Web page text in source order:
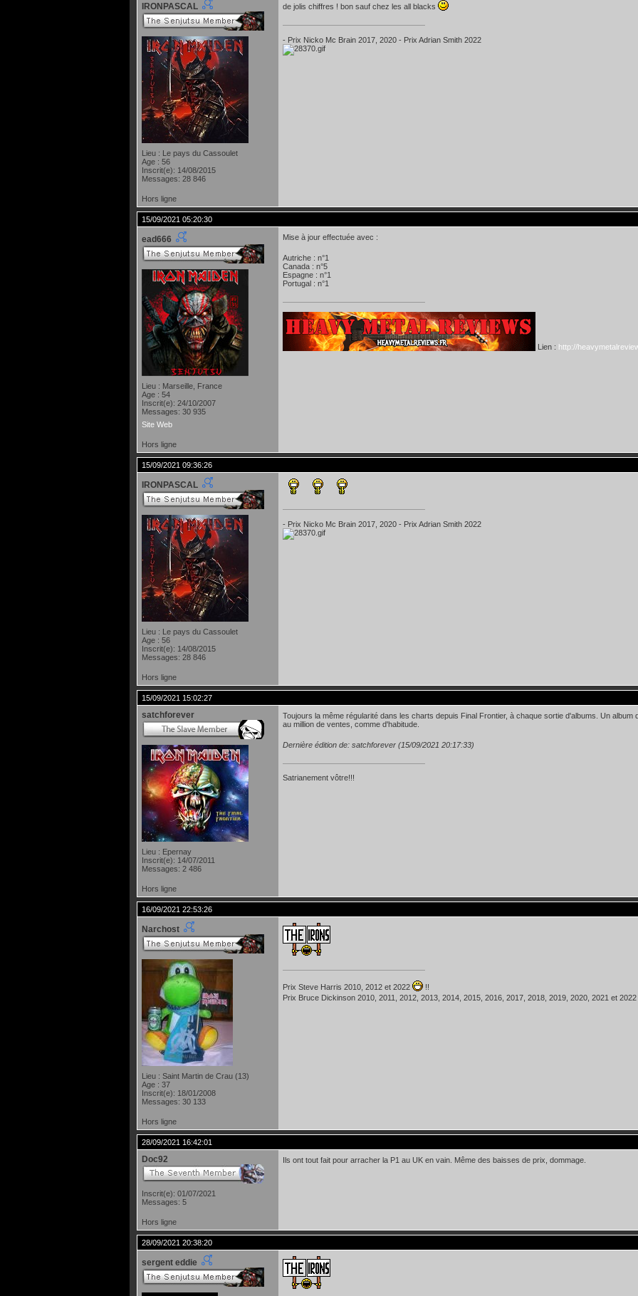
IRONPASCAL
Lieu : Le pays du Cassoulet
Age : 56
Inscrit(e): 14/08/2015
Messages: 28 846
de jolis chiffres ! bon sauf chez les all blacks
- Prix Nicko Mc Brain 2017, 2020 - Prix Adrian Smith 2022
Hors ligne
15/09/2021 05:20:30
ead666
Lieu : Marseille, France
Age : 54
Inscrit(e): 24/10/2007
Messages: 30 935
Site Web
Mise à jour effectuée avec :
Autriche : n°1
Canada : n°5
Espagne : n°1
Portugal : n°1
Lien : http://
Hors ligne
15/09/2021 09:36:26
IRONPASCAL
Lieu : Le pays du Cassoulet
Age : 56
Inscrit(e): 14/08/2015
Messages: 28 846
- Prix Nicko Mc Brain 2017, 2020 - Prix Adrian Smith 2022
Hors ligne
15/09/2021 15:02:27
satchforever
Lieu : Epernay
Inscrit(e): 14/07/2011
Messages: 2 486
Toujours la même régularité dans les charts depuis Final Frontier, à chaque sortie d'albums. Un
au million de ventes, comme d'habitude.
Dernière édition de: satchforever (15/09/2021 20:17:33)
Satrianement vôtre!!!
Hors ligne
16/09/2021 22:53:26
Narchost
Lieu : Saint Martin de Crau (13)
Age : 37
Inscrit(e): 18/01/2008
Messages: 30 133
Prix Steve Harris 2010, 2012 et 2022
!!
Prix Bruce Dickinson 2010, 2011, 2012, 2013, 2014, 2015, 2016, 2017, 2018, 2019, 2020, 2021 et 2022
Hors ligne
28/09/2021 16:42:01
Doc92
Inscrit(e): 01/07/2021
Messages: 5
Ils ont tout fait pour arracher la P1 au UK en vain. Même des baisses de prix, dommage.
Hors ligne
28/09/2021 20:38:20
sergent eddie